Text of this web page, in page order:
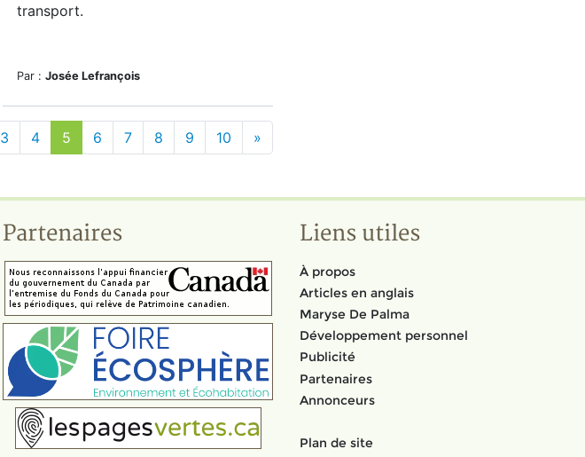
transport.
Par : Josée Lefrançois
3 4 5 6 7 8 9 10 »
Partenaires Liens utiles
À propos
Articles en anglais
Maryse De Palma
Développement personnel
Publicité
Partenaires
Annonceurs
Plan de site